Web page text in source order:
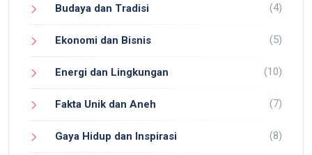
Budaya dan Tradisi (4)
Ekonomi dan Bisnis (5)
Energi dan Lingkungan (10)
Fakta Unik dan Aneh (7)
Gaya Hidup dan Inspirasi (8)